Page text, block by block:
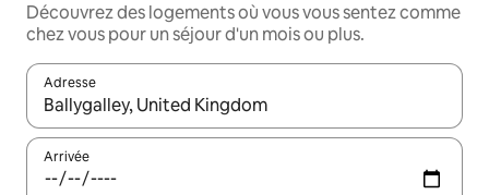
Découvrez des logements où vous vous sentez comme
chez vous pour un séjour d'un mois ou plus.
Adresse
Lorsque les résultats s'affichent, utilisez les flèches vers le
Arrivée